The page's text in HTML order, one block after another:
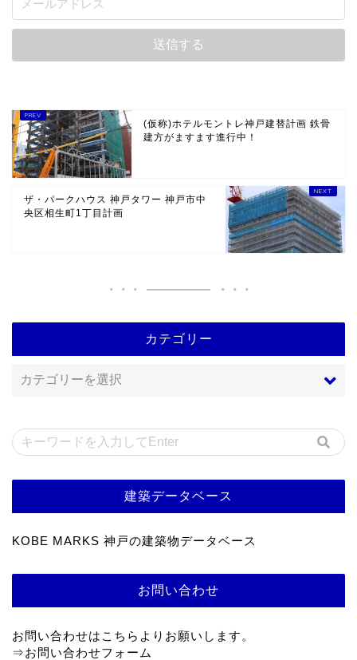
(仮称)ホテルモントレ神戸建替計画 鉄骨
建方がますます進行中！
ザ・パークハウス 神戸タワー 神戸市中
央区相生町1丁目計画
カテゴリー
建築データベース
KOBE MARKS 神戸の建築物データベース
お問い合わせ
お問い合わせはこちらよりお願いします。
⇒お問い合わせフォーム